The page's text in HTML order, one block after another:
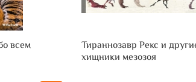
всем
Тираннозавр Рекс и
хищники мезозоя